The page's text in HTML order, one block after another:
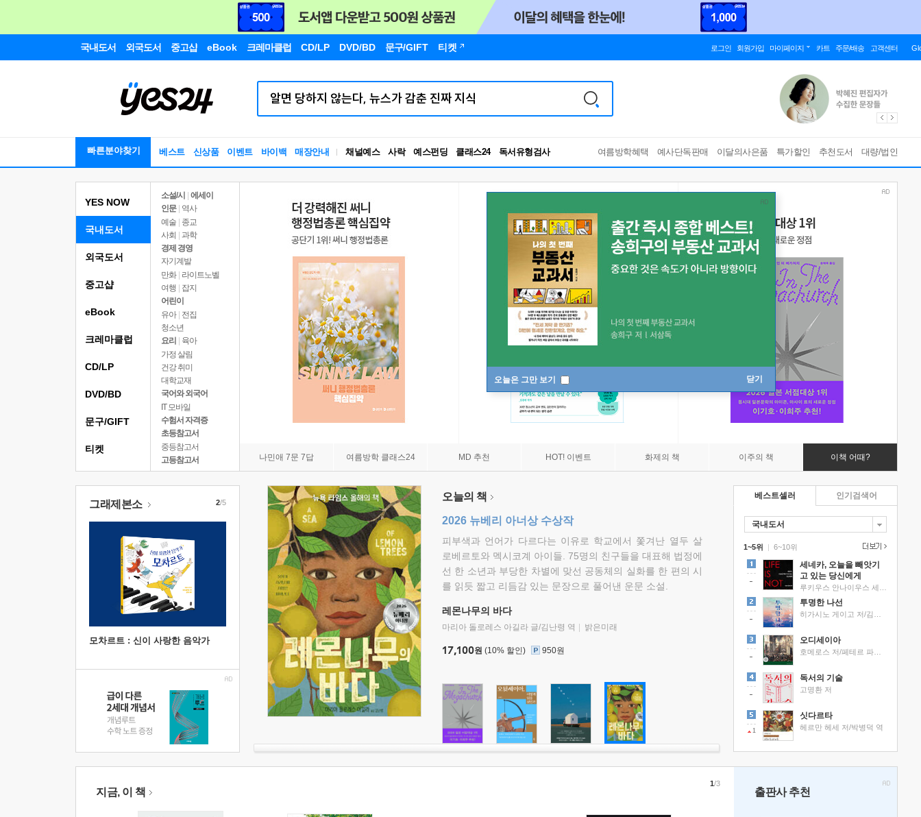
국내도서 외국도서 중고샵 eBook 크레마클럽 CD/LP DVD/BD 문구/GIFT 티켓 로그인 회원가입 마이페이지 카트 주문/배송 고객센터
빠른분야찾기 베스트 신상품 이벤트 바이백 매장안내 채널예스 사락 예스펀딩 클래스24
독서유형검사
RBTI Lab
독서유형검사
여름방학혜택 예사단독판매 이달의사은품 특가할인 추천도서 대량/법인
오늘은 그만 보기 닫기
YES NOW
국내도서
소설/시
에세이
인문
역사
예술 | 종교
사회 | 과학
경제 경영
자기계발
만화 | 라이트노벨
여행
잡지
어린이
유아 | 전집
청소년
요리
육아
가정 살림
건강 취미
대학교재
국어와 외국어
IT 모바일
수험서 자격증
초등참고서
중등참고서
고등참고서
나민애 7문 7답 여름방학 클래스24 MD 추천 HOT! 이벤트 화제의 책 이주의 책 이책 어때?
외국도서
중고샵
eBook
크레마클럽
CD/LP
DVD/BD
문구/GIFT
티켓
그래제본소
모차르트 : 신이 사랑한 음악가
2/5 오늘의 책
2026 뉴베리 아너상 수상작
피부색과 언어가 다르다는 이유로 학교에서 쫓겨난 열두 살
로베르토와 멕시코계 아이들. 75명의 친구들을 대표해 법정에
선 한 소년과 부당한 차별에 맞선 공동체의 실화를 한 편의 시
를 읽듯 짧고 리듬감 있는 문장으로 풀어낸 운문 소설.
레몬나무의 바다
마리아 돌로레스 아길라 글/김난령 역 밝은미래
17,100원 (10% 할인) 950원
베스트셀러
국내도서
1~5위 |
세네카, 오늘을 빼앗기
고 있는 당신에게
투명한 나선
오디세이아
독서의 기술
고명환 저
1
싯다르타
헤르만 헤세 저/박병덕 역
6~10위
인기검색어
지금, 이 책
1/3
출판사 추천